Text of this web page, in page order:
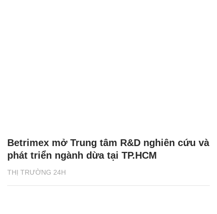
THỊ TRƯỜNG 24H
Betrimex mở Trung tâm R&D nghiên cứu và
phát triển ngành dừa tại TP.HCM